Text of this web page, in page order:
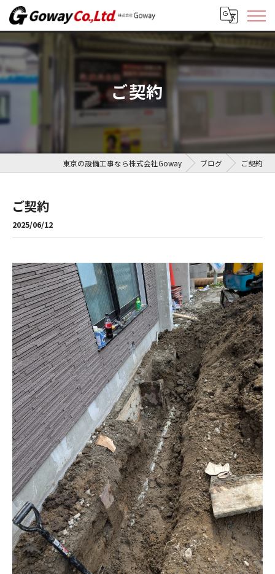
ご契約
東京の設備工事なら株式会社Goway ブログ ご契約
ご契約
2025/06/12